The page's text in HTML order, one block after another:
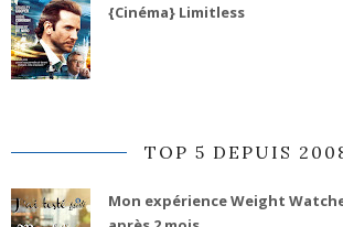
{Cinéma} Limitless
TOP 5 DEPUIS
Mon expérience Weight